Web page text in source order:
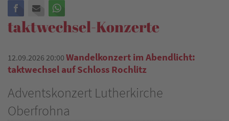
Facebook
E-mail
taktwechsel-Konzerte
12.09.2026 20:00 Wandelkonzert im Abendlicht:
taktwechsel auf Schloss Rochlitz
Adventskonzert Lutherkirche
Oberfrohna